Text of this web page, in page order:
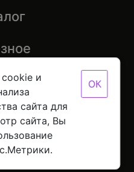
и
сайта для
сайта, Вы
ОК
низких цен на всю
технику
данных
св NORDER